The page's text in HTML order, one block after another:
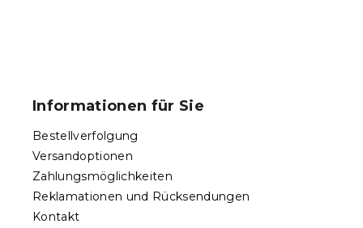
Informationen für Sie
Bestellverfolgung
Versandoptionen
Zahlungsmöglichkeiten
Reklamationen und Rücksendungen
Kontakt